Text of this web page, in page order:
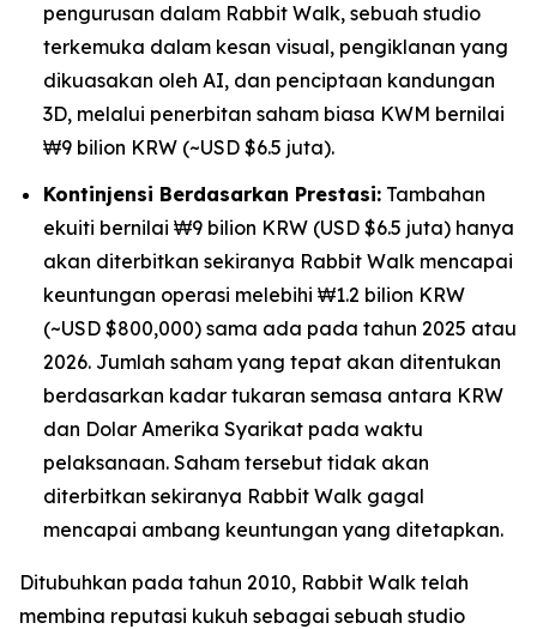
pengurusan dalam Rabbit Walk, sebuah studio
terkemuka dalam kesan visual, pengiklanan yang
dikuasakan oleh AI, dan penciptaan kandungan
3D, melalui penerbitan saham biasa KWM bernilai
₩9 bilion KRW (~USD $6.5 juta).
Kontinjensi Berdasarkan Prestasi: Tambahan
ekuiti bernilai ₩9 bilion KRW (USD $6.5 juta) hanya
akan diterbitkan sekiranya Rabbit Walk mencapai
keuntungan operasi melebihi ₩1.2 bilion KRW
(~USD $800,000) sama ada pada tahun 2025 atau
2026. Jumlah saham yang tepat akan ditentukan
berdasarkan kadar tukaran semasa antara KRW
dan Dolar Amerika Syarikat pada waktu
pelaksanaan. Saham tersebut tidak akan
diterbitkan sekiranya Rabbit Walk gagal
mencapai ambang keuntungan yang ditetapkan.
Ditubuhkan pada tahun 2010, Rabbit Walk telah
membina reputasi kukuh sebagai sebuah studio